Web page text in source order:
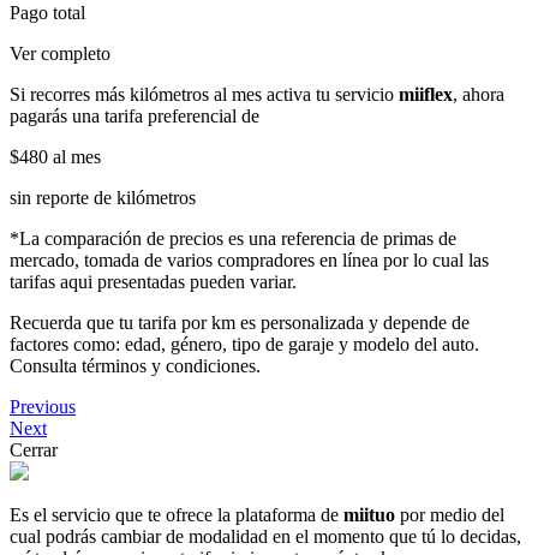
Pago total
Ver completo
Si recorres más kilómetros al mes activa tu servicio miiflex, ahora
pagarás una tarifa preferencial de
$480 al mes
sin reporte de kilómetros
*La comparación de precios es una referencia de primas de
mercado, tomada de varios compradores en línea por lo cual las
tarifas aqui presentadas pueden variar.
Recuerda que tu tarifa por km es personalizada y depende de
factores como: edad, género, tipo de garaje y modelo del auto.
Consulta términos y condiciones.
Previous
Next
Cerrar
Es el servicio que te ofrece la plataforma de miituo por medio del
cual podrás cambiar de modalidad en el momento que tú lo decidas,